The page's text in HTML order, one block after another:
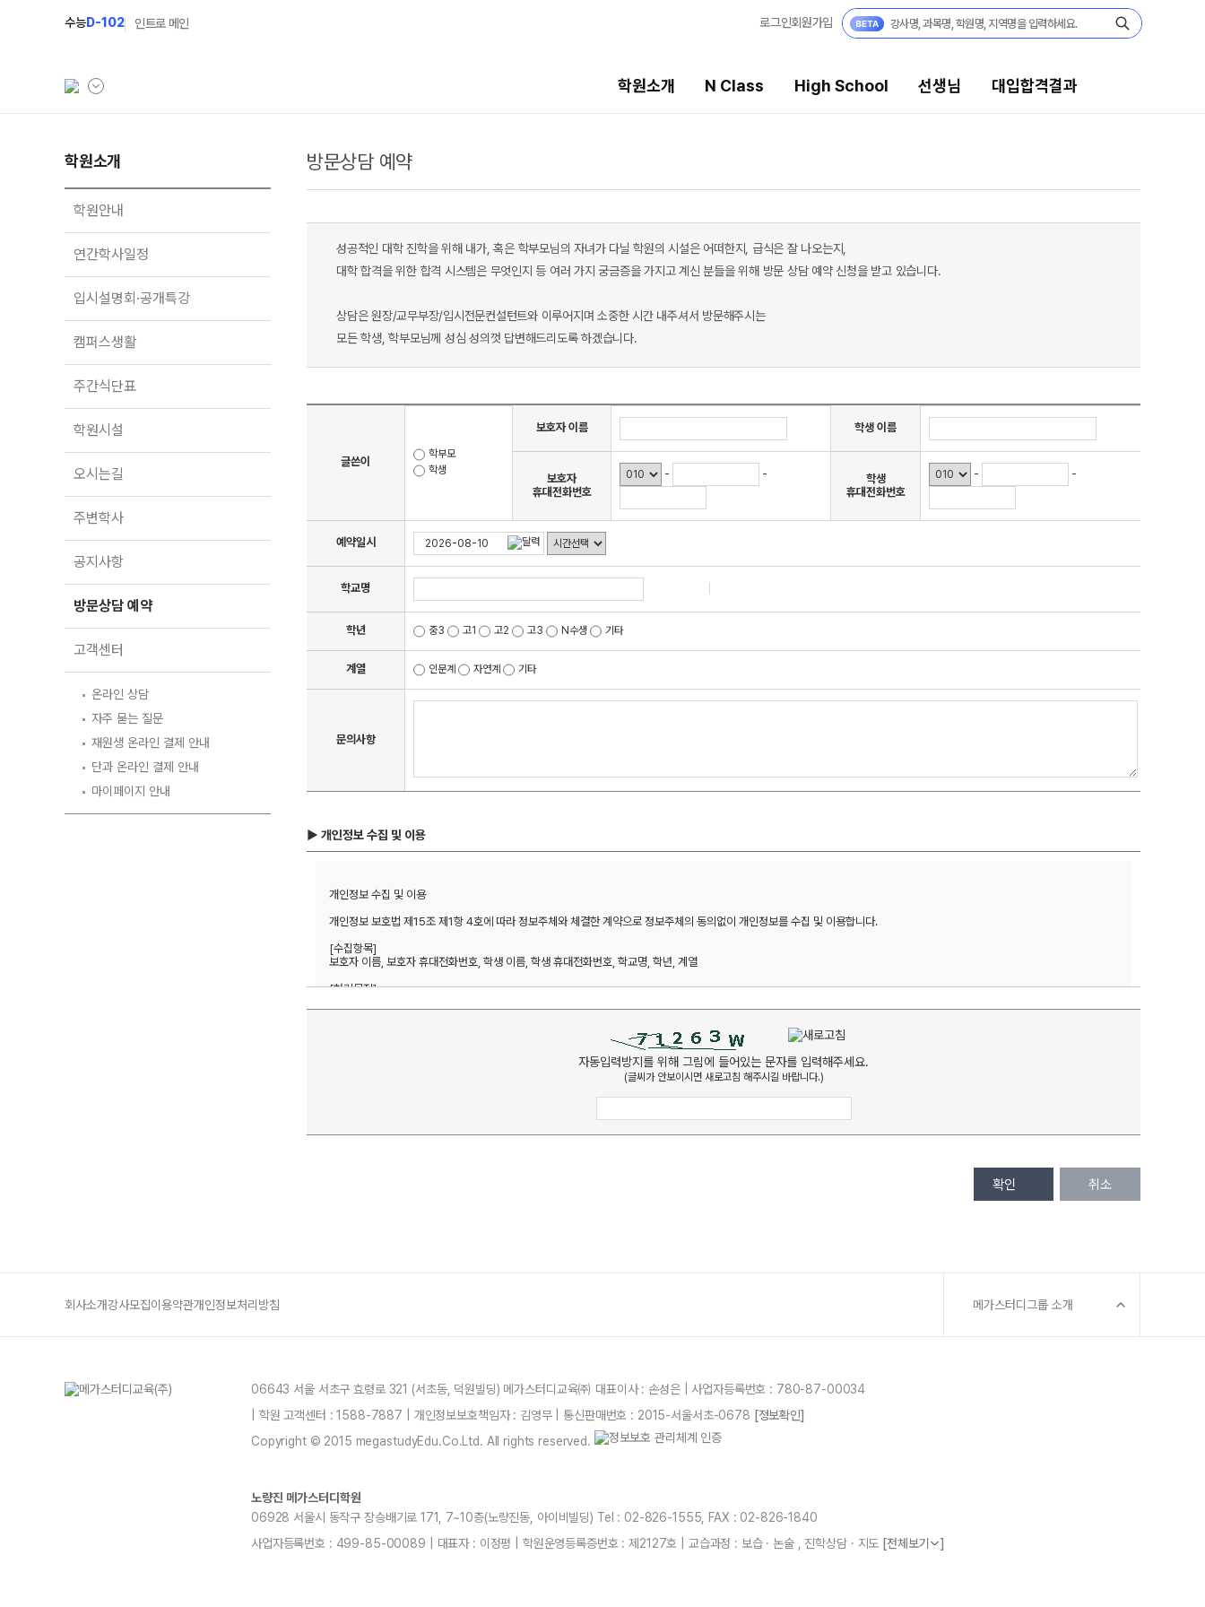
수능D-102 인트로 메인 로그인회원가입
학원소개 N Class High School 선생님 대입합격결과
학원소개
학원안내
연간학사일정
캠퍼스생활
주간식단표
학원시설
오시는길
주변학사
공지사항
방문상담 예약
고객센터
재원생 온라인 결제 안내
단과 온라인 결제 안내
마이페이지 안내
N Class
2027 파이널 정규반
N
2027 N수 예체능반
2027 지역의사제 특별반
2026 수학 전문관
8월 단과
N
학습 콘텐츠
OMEGA 모의고사
ALPHA 모의고사
통합사회·과학 학평 대비
2026 수능 적중 문항
재원생 혜택
재원생 통합회원인증
메가 스마트 리포트
대입합격의 주인공
학원소개
학원안내
연간학사일정
입시설명회·공개특강
캠퍼스생활
주간식단표
학원시설
오시는길
주변학사
공지사항
방문상담 예약
고객센터
온라인 상담
자주 묻는 질문
재원생 온라인 결제 안내
단과 온라인 결제 안내
마이페이지 안내
방문상담 예약
성공적인 대학 진학을 위해 내가, 혹은 학부모님의 자녀가 다닐 학원의 시설은 어떠한지, 급식은 잘 나오는지,
대학 합격을 위한 합격 시스템은 무엇인지 등 여러 가지 궁금증을 가지고 계신 분들을 위해 방문 상담 예약 신청을 받고 있습니다.
상담은 원장/교무부장/입시전문컨설턴트와 이루어지며 소중한 시간 내주셔서 방문해주시는
모든 학생, 학부모님께 성심 성의껏 답변해드리도록 하겠습니다.
글쓴이
학부모
학생
보호자 이름 학생 이름
보호자
휴대전화번호
- -
학생
휴대전화번호
- -
예약일시
학교명
학년 중3 고1 고2 고3 N수생 기타
계열 인문계 자연계 기타
문의사항
▶ 개인정보 수집 및 이용
개인정보 수집 및 이용
개인정보 보호법 제15조 제1항 4호에 따라 정보주체와 체결한 계약으로 정보주체의 동의없이 개인정보를 수집 및 이용합니다.
[수집항목]
보호자 이름, 보호자 휴대전화번호, 학생 이름, 학생 휴대전화번호, 학교명, 학년, 계열
[처리목적]
자동입력방지를 위해 그림에 들어있는 문자를 입력해주세요.
(글씨가 안보이시면 새로고침 해주시길 바랍니다.)
확인 취소
회사소개강사모집이용약관개인정보처리방침 메가스터디그룹 소개
06643 서울 서초구 효령로 321 (서초동, 덕원빌딩) 메가스터디교육㈜ 대표이사 : 손성은 | 사업자등록번호 : 780-87-00034
| 학원 고객센터 : 1588-7887 | 개인정보보호책임자 : 김영무 | 통신판매번호 : 2015-서울서초-0678 [정보확인]
Copyright © 2015 megastudyEdu.Co.Ltd. All rights reserved.
노량진 메가스터디학원
06928 서울시 동작구 장승배기로 171, 7~10층(노량진동, 아이비빌딩) Tel : 02-826-1555, FAX : 02-826-1840
사업자등록번호 : 499-85-00089 | 대표자 : 이정평 | 학원운영등록증번호 : 제2127호 | 교습과정 : 보습 · 논술 , 진학상담 · 지도 [전체보기 ]